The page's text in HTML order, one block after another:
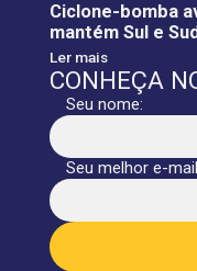
Ciclone-bomba
mantém Sul e
Ler mais
CONHEÇA
Seu nome:
Seu melhor e-